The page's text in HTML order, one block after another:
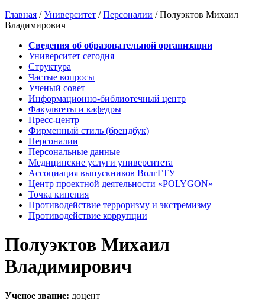
Главная /Университет /Персоналии / Полуэктов Михаил
Владимирович
Сведения об образовательной организации
Университет сегодня
Структура
Частые вопросы
Ученый совет
Информационно-библиотечный центр
Факультеты и кафедры
Пресс-центр
Фирменный стиль (брендбук)
Персоналии
Персональные данные
Медицинские услуги университета
Ассоциация выпускников ВолгГТУ
Центр проектной деятельности «POLYGON»
Точка кипения
Противодействие терроризму и экстремизму
Противодействие коррупции
Полуэктов Михаил
Владимирович
Ученое звание: доцент